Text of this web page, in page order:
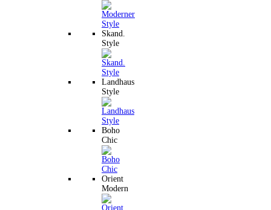
Skand.
Style
Landhaus
Style
Boho
Chic
Orient
Modern